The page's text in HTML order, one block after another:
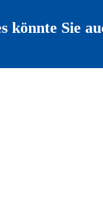
könnte Sie